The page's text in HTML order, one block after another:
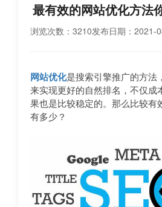
最有效的网站优化方法
浏览次数：3210发布日期：2021-
网站优化是搜索引擎推广的方法
来实现更好的自然排名，不仅成
果也是比较稳定的。那么比较有
有多少？